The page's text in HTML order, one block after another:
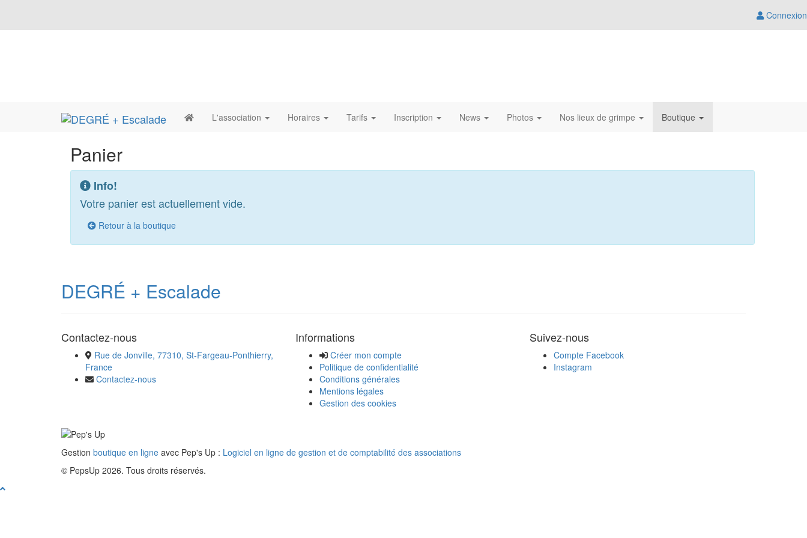
Connexion
L'association Horaires Tarifs Inscription News Photos Nos lieux de grimpe Boutique
Panier
Info!
Votre panier est actuellement vide.
Retour à la boutique
DEGRÉ + Escalade
Contactez-nous
Rue de Jonville, 77310, St-Fargeau-Ponthierry,
France
Contactez-nous
Informations
Créer mon compte
Politique de confidentialité
Conditions générales
Mentions légales
Gestion des cookies
Suivez-nous
Compte Facebook
Instagram
Gestion boutique en ligne avec Pep's Up : Logiciel en ligne de gestion et de comptabilité des associations
© PepsUp 2026. Tous droits réservés.